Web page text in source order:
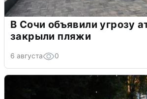
В Сочи объявили угрозу
закрыли пляжи
6 августа 0